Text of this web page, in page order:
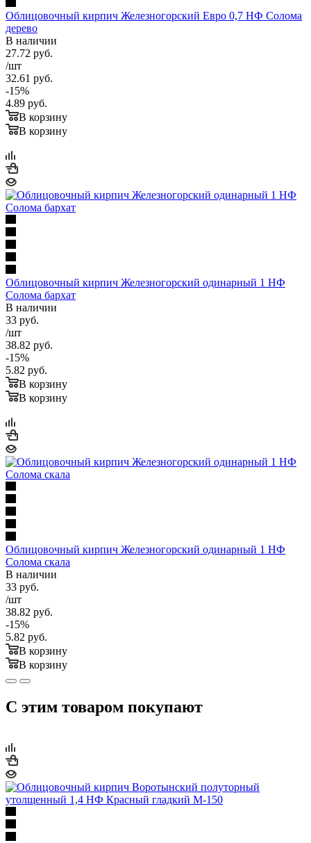
Облицовочный кирпич Железногорский Евро 0,7 НФ Солома
дерево
В наличии
27.72 руб.
/шт
32.61 руб.
-15%
4.89 руб.
В корзину
В корзину
Облицовочный кирпич Железногорский одинарный 1 НФ
Солома бархат
В наличии
33 руб.
/шт
38.82 руб.
-15%
5.82 руб.
В корзину
В корзину
Облицовочный кирпич Железногорский одинарный 1 НФ
Солома скала
В наличии
33 руб.
/шт
38.82 руб.
-15%
5.82 руб.
В корзину
В корзину
С этим товаром покупают